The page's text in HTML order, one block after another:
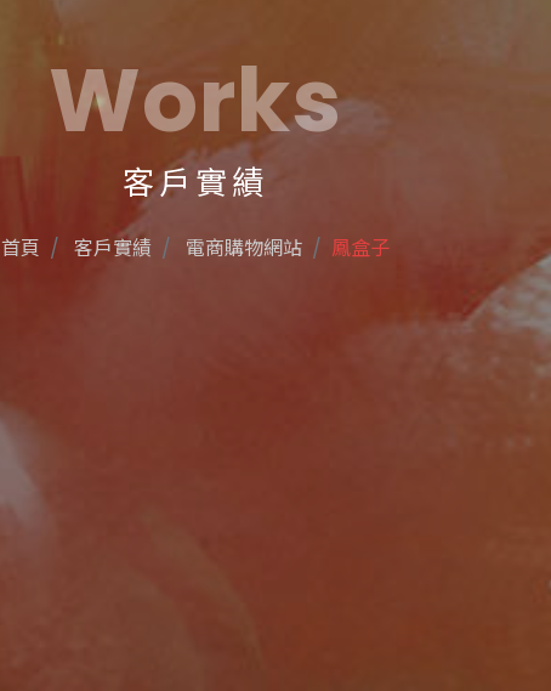
Works
客戶實績
首頁 客戶實績 電商購物網站 鳳盒子